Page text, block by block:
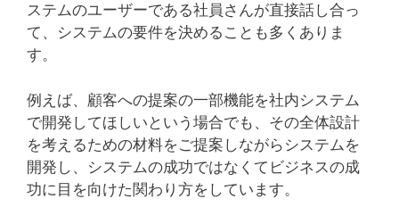
ステムのユーザーである社員さんが直接話し合っ
て、システムの要件を決めることも多くありま
す。
例えば、顧客への提案の一部機能を社内システム
で開発してほしいという場合でも、その全体設計
を考えるための材料をご提案しながらシステムを
開発し、システムの成功ではなくてビジネスの成
功に目を向けた関わり方をしています。